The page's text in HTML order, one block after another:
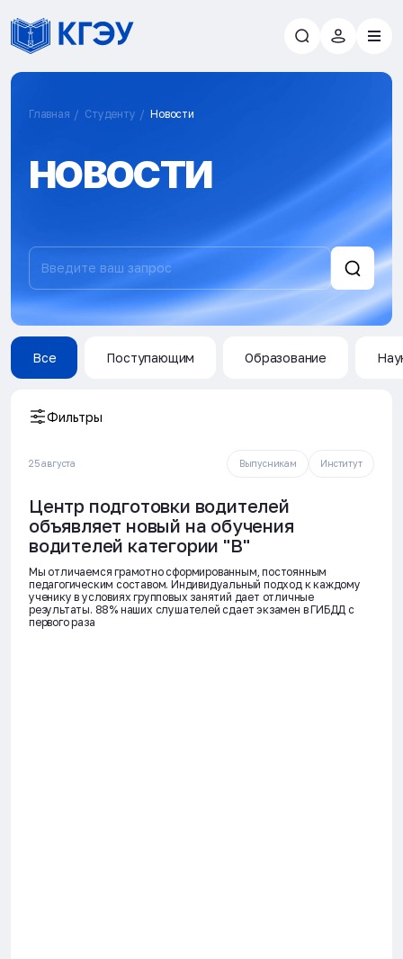
Главная Студенту Новости
НОВОСТИ
Все Поступающим Образование
Фильтры
25 августа Выпусникам Институт
Центр подготовки водителей
объявляет новый на обучения
водителей категории "В"
Мы отличаемся грамотно сформированным, постоянным
педагогическим составом. Индивидуальный подход к каждому
ученику в условиях групповых занятий дает отличные
результаты. 88% наших слушателей сдает экзамен в ГИБДД с
первого раза